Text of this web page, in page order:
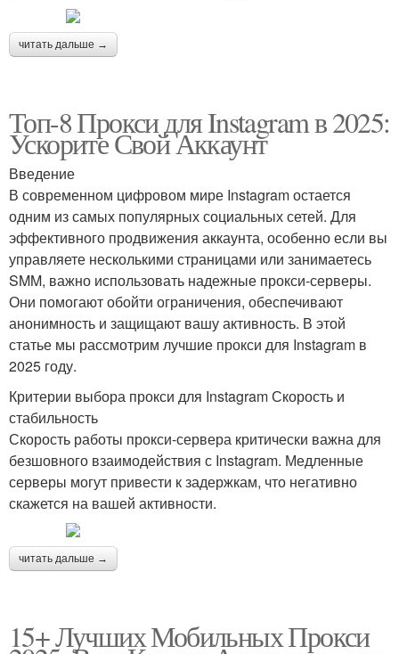
читать дальше →
Топ-8 Прокси для Instagram в 2025:
Ускорите Свой Аккаунт
Введение
В современном цифровом мире Instagram остается
одним из самых популярных социальных сетей. Для
эффективного продвижения аккаунта, особенно если вы
управляете несколькими страницами или занимаетесь
SMM, важно использовать надежные прокси-серверы.
Они помогают обойти ограничения, обеспечивают
анонимность и защищают вашу активность. В этой
статье мы рассмотрим лучшие прокси для Instagram в
2025 году.
Критерии выбора прокси для Instagram Скорость и
стабильность
Скорость работы прокси-сервера критически важна для
безшовного взаимодействия с Instagram. Медленные
серверы могут привести к задержкам, что негативно
скажется на вашей активности.
читать дальше →
15+ Лучших Мобильных Прокси